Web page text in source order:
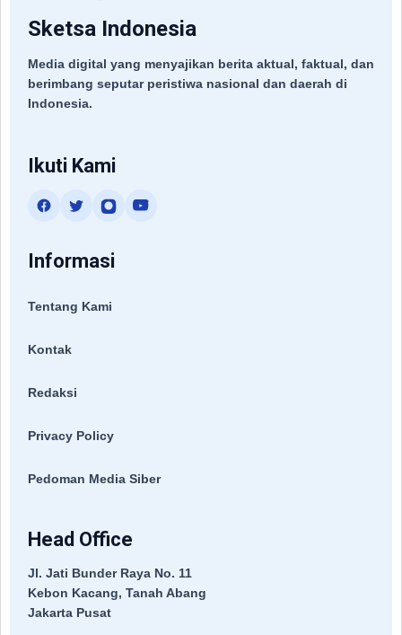
Sketsa Indonesia
Media digital yang menyajikan berita aktual, faktual, dan
berimbang seputar peristiwa nasional dan daerah di
Indonesia.
Ikuti Kami
Informasi
Tentang Kami
Kontak
Redaksi
Privacy Policy
Pedoman Media Siber
Head Office
Jl. Jati Bunder Raya No. 11
Kebon Kacang, Tanah Abang
Jakarta Pusat